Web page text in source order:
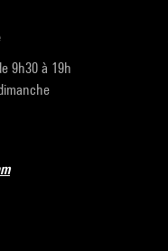
9h30 à 19h